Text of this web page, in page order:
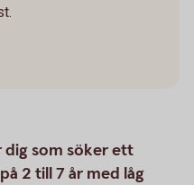
dig som söker ett
2 till 7 år med låg